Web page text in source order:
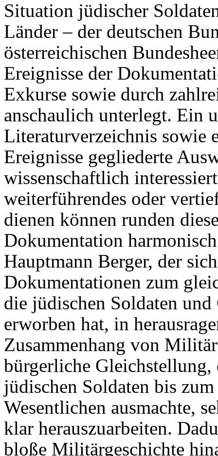
Situation jüdischer
Länder – der deutschen
österreichischen
Ereignisse der
Exkurse sowie durch
anschaulich unterlegt. Ein
Literaturverzeichnis sowie
Ereignisse gegliederte
wissenschaftlich
weiterführendes oder
dienen können runden
Dokumentation
Hauptmann Berger, der
Dokumentationen zum
die jüdischen Soldaten
erworben hat, in
Zusammenhang von
bürgerliche Gleichstellung,
jüdischen Soldaten bis
Wesentlichen ausmachte,
klar herauszuarbeiten.
bloße Militärgeschichte